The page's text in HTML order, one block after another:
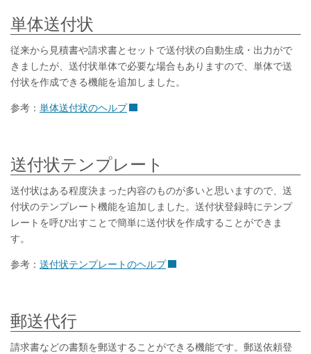
単体送付状
従来から見積書や請求書とセットで送付状の自動生成・出力がで
きましたが、送付状単体で必要な場合もありますので、単体で送
付状を作成できる機能を追加しました。
参考： 単体送付状のヘルプ
送付状テンプレート
送付状はある程度決まった内容のものが多いと思いますので、送
付状のテンプレート機能を追加しました。送付状登録時にテンプ
レートを呼び出すことで簡単に送付状を作成することができま
す。
参考： 送付状テンプレートのヘルプ
郵送代行
請求書などの書類を郵送することができる機能です。郵送依頼登